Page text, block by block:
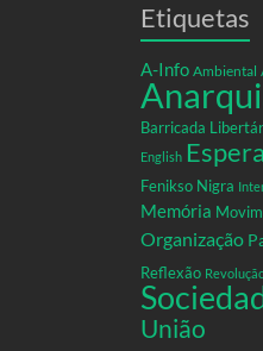
Etiquetas
A-Info Ambiental
Barricada
English
Fenikso Nigra
Memória
Organização
Reflexão
União